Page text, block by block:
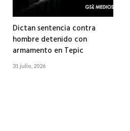
Dictan sentencia contra
hombre detenido con
armamento en Tepic
31 julio, 2026